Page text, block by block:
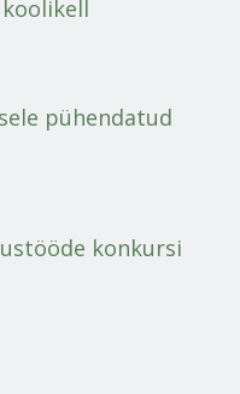
koolikell
pühendatud
konkursi